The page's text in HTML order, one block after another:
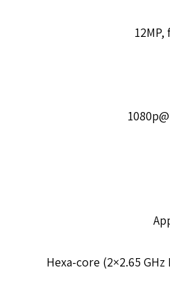
Hexa-core (2×2.65